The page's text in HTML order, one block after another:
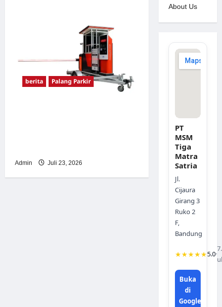
berita Palang Parkir
Admin Juli 23, 2026
About Us
PT
MSM
Tiga
Matra
Satria
Jl.
Cijaura
Girang 3
Ruko 2
F,
Bandung
★★★★★5.0·
Buka
di
Google